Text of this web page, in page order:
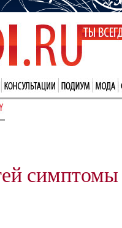
симптомы